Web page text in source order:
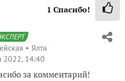
1 Спасибо!
Ялта
2022, 14:40
за комментарий!